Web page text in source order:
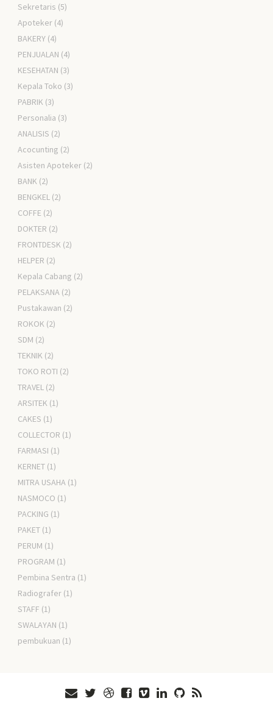
Sekretaris (5)
Apoteker (4)
BAKERY (4)
PENJUALAN (4)
KESEHATAN (3)
Kepala Toko (3)
PABRIK (3)
Personalia (3)
ANALISIS (2)
Acocunting (2)
Asisten Apoteker (2)
BANK (2)
BENGKEL (2)
COFFE (2)
DOKTER (2)
FRONTDESK (2)
HELPER (2)
Kepala Cabang (2)
PELAKSANA (2)
Pustakawan (2)
ROKOK (2)
SDM (2)
TEKNIK (2)
TOKO ROTI (2)
TRAVEL (2)
ARSITEK (1)
CAKES (1)
COLLECTOR (1)
FARMASI (1)
KERNET (1)
MITRA USAHA (1)
NASMOCO (1)
PACKING (1)
PAKET (1)
PERUM (1)
PROGRAM (1)
Pembina Sentra (1)
Radiografer (1)
STAFF (1)
SWALAYAN (1)
pembukuan (1)